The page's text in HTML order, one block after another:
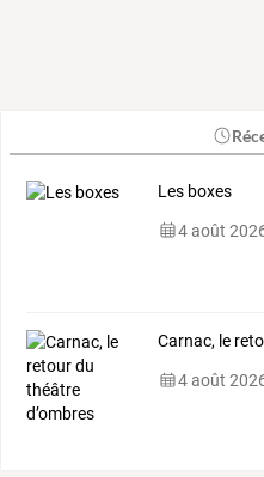
Les boxes
4 août
Carnac, le
4 août